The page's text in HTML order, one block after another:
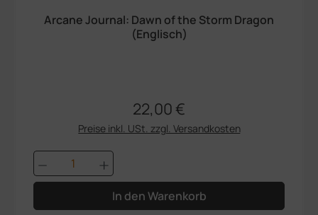
Arcane Journal: Dawn of the Storm Dragon
(Englisch)
Regulärer Preis:
22,00 €
Preise inkl. USt. zzgl. Versandkosten
Produkt Anzahl: Gib den
In den Warenkorb